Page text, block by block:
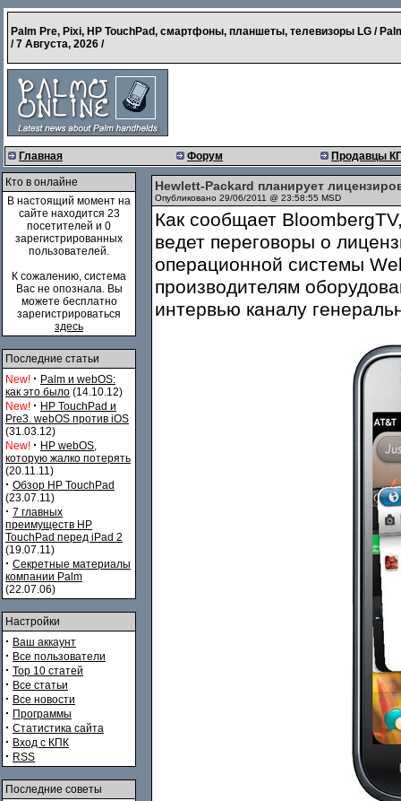
Palm Pre, Pixi, HP TouchPad, смартфоны, планшеты, телевизоры LG /
/7 Августа, 2026 /
Главная Форум Продавцы
Кто в онлайне
В настоящий момент на
сайте находится 23
посетителей и 0
зарегистрированных
пользователей.
К сожалению, система
Вас не опознала. Вы
можете бесплатно
зарегистрироваться
здесь
Последние статьи
New! · Palm и webOS:
как это было (14.10.12)
New! · HP TouchPad и
Pre3. webOS против iOS
(31.03.12)
New! · HP webOS,
которую жалко потерять
(20.11.11)
· Обзор HP TouchPad
(23.07.11)
· 7 главных
преимуществ HP
TouchPad перед iPad 2
(19.07.11)
· Секретные материалы
компании Palm
(22.07.06)
Настройки
· Ваш аккаунт
· Все пользователи
· Top 10 статей
· Все статьи
· Все новости
· Программы
· Статистика сайта
· Вход с КПК
· RSS
Последние советы
Hewlett-Packard планирует
Опубликовано 29/06/2011 @ 23:58:55 MSD
Как сообщает
ведет переговоры о
операционной системы
производителям
интервью каналу